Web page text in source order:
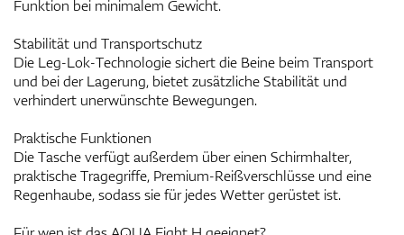
Funktion bei minimalem Gewicht.
Stabilität und Transportschutz
Die Leg-Lok-Technologie sichert die Beine beim Transport
und bei der Lagerung, bietet zusätzliche Stabilität und
verhindert unerwünschte Bewegungen.
Praktische Funktionen
Die Tasche verfügt außerdem über einen Schirmhalter,
praktische Tragegriffe, Premium-Reißverschlüsse und eine
Regenhaube, sodass sie für jedes Wetter gerüstet ist.